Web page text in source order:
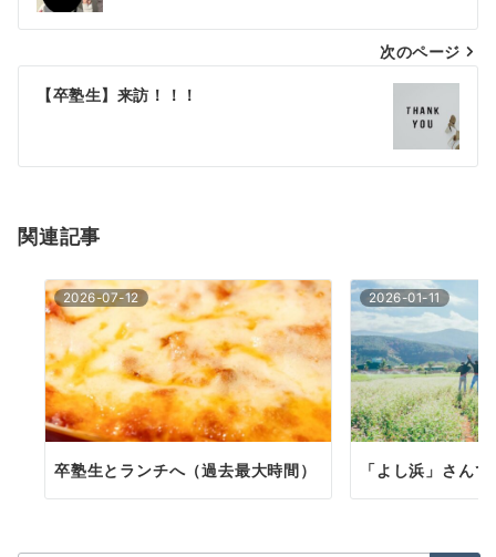
ナ
ビ
シ
ン
次のページ
【卒塾生】来訪！！！
関連記事
2026-07-12
卒塾生とランチへ（過去最大時間）
2026-01-11
「よし浜」さん